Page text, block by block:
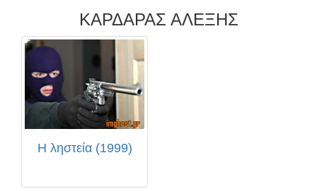
ΚΑΡΔΑΡΑΣ ΑΛΕΞΗΣ
Η ληστεία (1999)